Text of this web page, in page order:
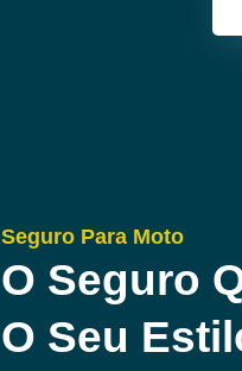
Seguro Para Moto
O Seguro
O Seu